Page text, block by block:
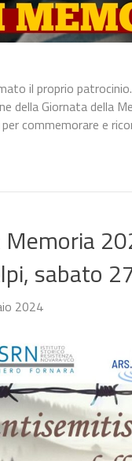
il proprio
della Giornata della
commemorare e
sabato
2024